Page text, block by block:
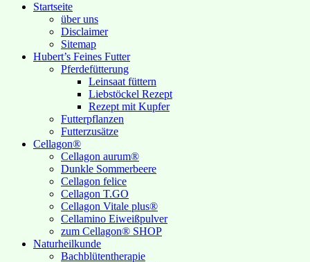
Startseite
über uns
Disclaimer
Sitemap
Hubert’s Feines Futter
Pferdefütterung
Leinsaat füttern
Liebstöckel Rezept
Rezept mit Kupfer
Futterpflanzen
Futterzusätze
Cellagon®
Cellagon aurum®
Dunkle Sommerbeere
Cellagon felice
Cellagon T.GO
Cellagon Vitale plus®
Cellamino Eiweißpulver
zum Cellagon® SHOP
Naturheilkunde
Bachblütentherapie